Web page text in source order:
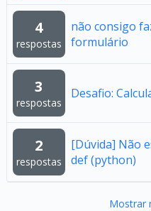
4
respostas
não consigo
formulário
3
respostas
Desafio:
2
respostas
[Dúvida] Não
def (python)
Mostrar